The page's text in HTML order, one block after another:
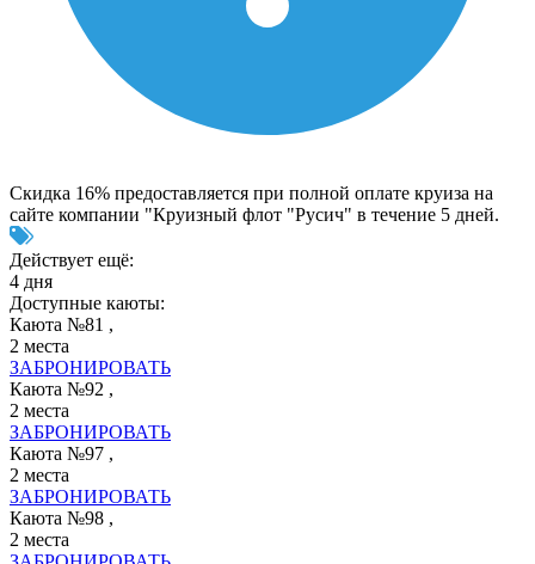
Скидка 16% предоставляется при полной оплате круиза на
сайте компании "Круизный флот "Русич" в течение 5 дней.
Действует ещё:
4 дня
Доступные каюты:
Каюта №81 ,
2 места
ЗАБРОНИРОВАТЬ
Каюта №92 ,
2 места
ЗАБРОНИРОВАТЬ
Каюта №97 ,
2 места
ЗАБРОНИРОВАТЬ
Каюта №98 ,
2 места